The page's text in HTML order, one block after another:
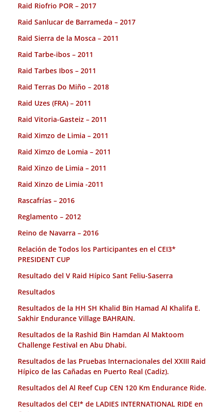
Raid Riofrio POR – 2017
Raid Sanlucar de Barrameda – 2017
Raid Sierra de la Mosca – 2011
Raid Tarbe-ibos – 2011
Raid Tarbes Ibos – 2011
Raid Terras Do Miño – 2018
Raid Uzes (FRA) – 2011
Raid Vitoria-Gasteiz – 2011
Raid Ximzo de Limia – 2011
Raid Ximzo de Lomia – 2011
Raid Xinzo de Limia – 2011
Raid Xinzo de Limia -2011
Rascafrías – 2016
Reglamento – 2012
Reino de Navarra – 2016
Relación de Todos los Participantes en el CEI3*
PRESIDENT CUP
Resultado del V Raid Hípico Sant Feliu-Saserra
Resultados
Resultados de la HH SH Khalid Bin Hamad Al Khalifa E.
Sakhir Endurance Village BAHRAIN.
Resultados de la Rashid Bin Hamdan Al Maktoom
Challenge Festival en Abu Dhabi.
Resultados de las Pruebas Internacionales del XXIII Raid
Hípico de las Cañadas en Puerto Real (Cadiz).
Resultados del Al Reef Cup CEN 120 Km Endurance Ride.
Resultados del CEI* de LADIES INTERNATIONAL RIDE en